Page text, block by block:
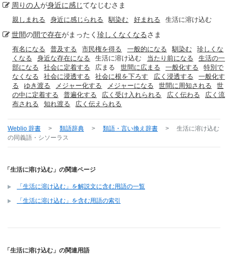
周りの人が身近に感じてなじむさま
親しまれる 身近に感じられる 馴染む 好まれる 生活に溶け込む
世間の間で存在がまったく 珍しくなくなるさま
有名になる 普及する 市民権を得る 一般的になる 馴染む
珍しくな
くなる
身近な存在になる 生活に溶け込む 当たり前になる
生活の一
部になる
社会に定着する 広まる 世間に広まる 一般化する
特別で
なくなる
社会に浸透する 社会に根を下ろす 広く浸透する
一般化す
る
ゆき渡る メジャー化する メジャーになる 世間に周知される
世
の中に定着する
普遍化する 広く受け入れられる 広く伝わる
広く流
布される
知れ渡る 広く伝えられる
Weblio 辞書 > 類語辞典 > 類語・言い換え辞書 >
生活に溶け込む
の同義語・シソーラス
「生活に溶け込む」の関連ページ
「生活に溶け込む」を解説文に含む用語の一覧
「生活に溶け込む」を含む用語の索引
「生活に溶け込む」の関連用語